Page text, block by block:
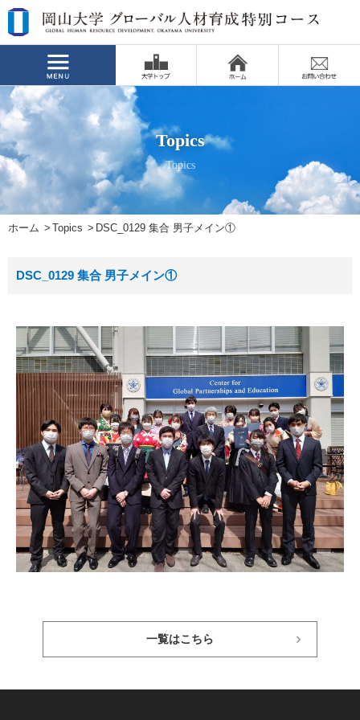
Topics
Topics
ホーム Topics DSC_0129 集合 男子メイン①
DSC_0129 集合 男子メイン①
一覧はこちら